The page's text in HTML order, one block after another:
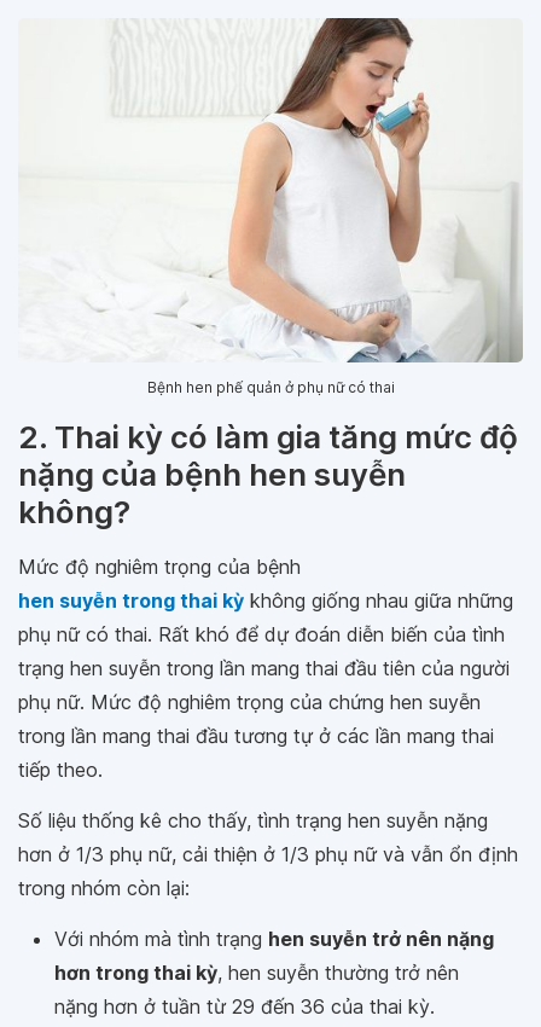
Bệnh hen phế quản ở phụ nữ có thai
2. Thai kỳ có làm gia tăng mức độ
nặng của bệnh hen suyễn
không?
Mức độ nghiêm trọng của bệnh
hen suyễn trong thai kỳ không giống nhau giữa những
phụ nữ có thai. Rất khó để dự đoán diễn biến của tình
trạng hen suyễn trong lần mang thai đầu tiên của người
phụ nữ. Mức độ nghiêm trọng của chứng hen suyễn
trong lần mang thai đầu tương tự ở các lần mang thai
tiếp theo.
Số liệu thống kê cho thấy, tình trạng hen suyễn nặng
hơn ở 1/3 phụ nữ, cải thiện ở 1/3 phụ nữ và vẫn ổn định
trong nhóm còn lại:
Với nhóm mà tình trạng hen suyễn trở nên nặng
hơn trong thai kỳ, hen suyễn thường trở nên
nặng hơn ở tuần từ 29 đến 36 của thai kỳ.